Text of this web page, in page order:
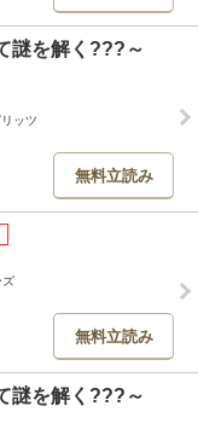
謎を解く???～
ッツ
無料立読み
ズ
無料立読み
謎を解く???～